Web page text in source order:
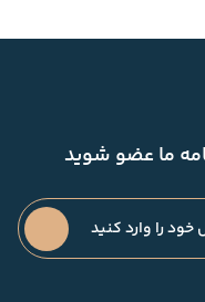
ما عضو شوید